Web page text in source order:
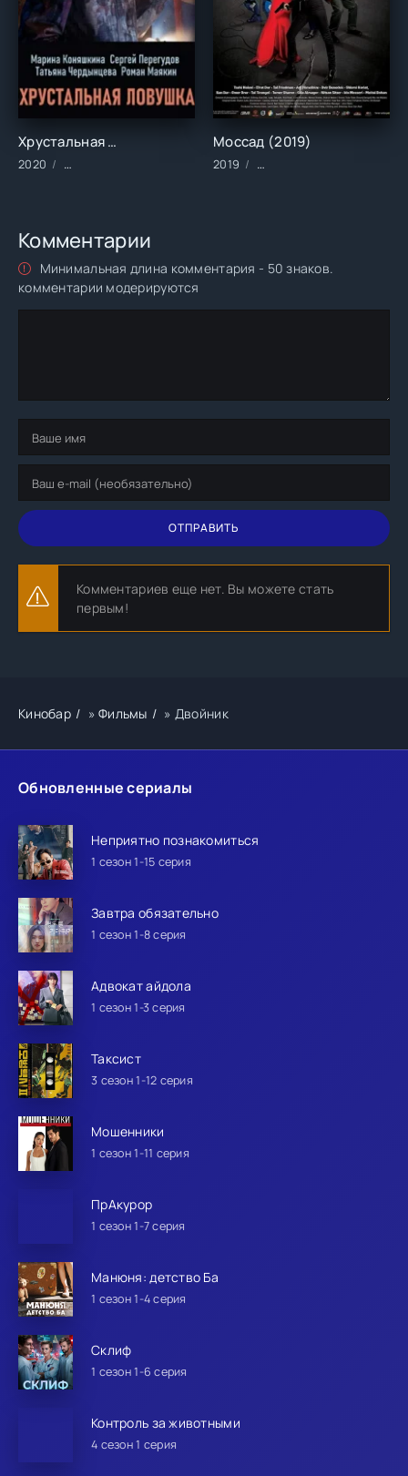
Обновленные сериалы
Неприятно познакомиться
1 сезон 1-15 серия
Завтра обязательно
1 сезон 1-8 серия
Адвокат айдола
1 сезон 1-3 серия
Таксист
3 сезон 1-12 серия
Мошенники
1 сезон 1-11 серия
ПрАкурор
1 сезон 1-7 серия
Манюня: детство Ба
1 сезон 1-4 серия
Склиф
1 сезон 1-6 серия
Контроль за животными
4 сезон 1 серия
Хрустальная ловушка (2020)
2020 Сериалы/2020 год/Зарубежные/Русские/Детективы/
Моссад (2019)
2019 Фильмы/2019 год/
Комментарии
Минимальная длина комментария - 50 знаков.
комментарии модерируются
ОТПРАВИТЬ
Комментариев еще нет. Вы можете стать
первым!
Кинобар »Фильмы » Двойник